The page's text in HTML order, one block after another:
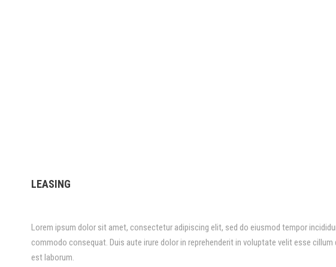
LEASING
Lorem ipsum dolor sit amet, consectetur adipiscing elit, sed do eiusmod tempor
commodo consequat. Duis aute irure dolor in reprehenderit in voluptate velit esse
est laborum.